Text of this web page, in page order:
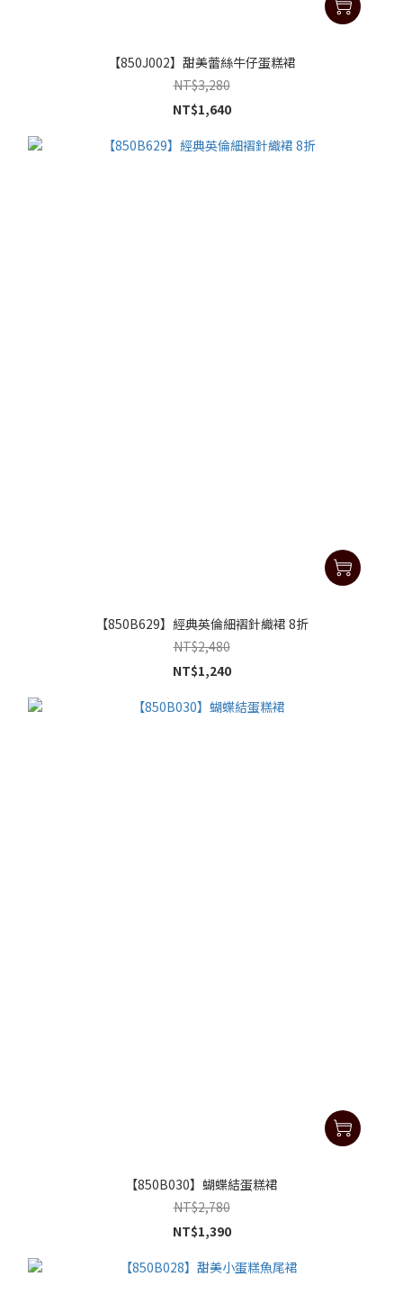
【850J002】甜美蕾絲牛仔蛋糕裙
NT$3,280
NT$1,640
【850B629】經典英倫細褶針織裙 8折
NT$2,480
NT$1,240
【850B030】蝴蝶結蛋糕裙
NT$2,780
NT$1,390